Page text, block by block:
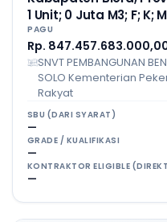
1 Unit; 0 Juta M3; F; K;
PAGU
Rp.
SNVT PEMBANGUNAN
SOLO Kementerian
Rakyat
SBU (DARI SYARAT)
—
GRADE / KUALIFIKASI
—
KONTRAKTOR ELIGIBLE
—